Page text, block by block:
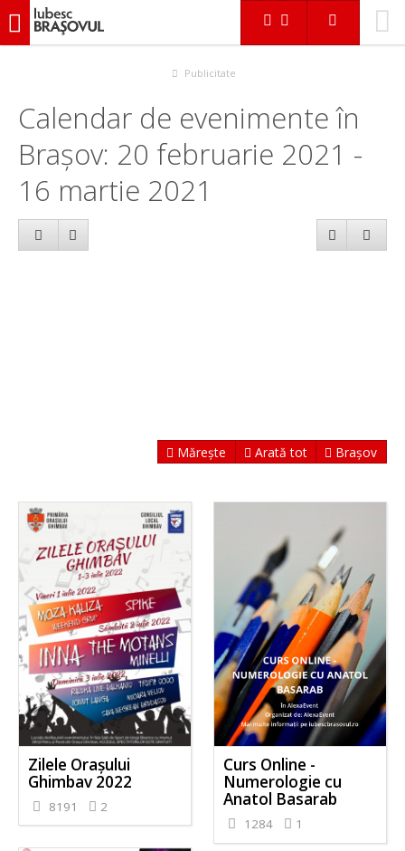
iubescbraşovul.ro
Publicitate
Calendar de evenimente în
Brașov: 20 februarie 2021 -
16 martie 2021
Mărește Arată tot Brașov
Zilele Orașului
Ghimbav 2022
8191 2
Curs Online -
Numerologie cu
Anatol Basarab
1284 1